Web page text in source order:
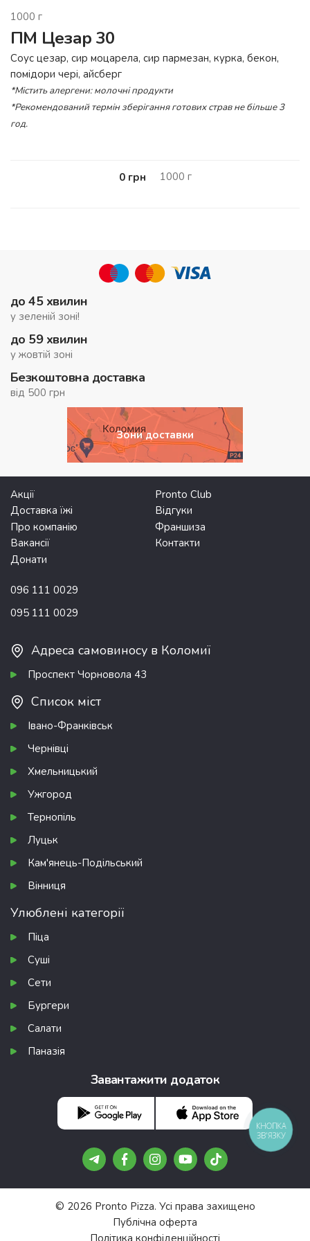
1000 г
ПМ Цезар 30
Соус цезар, сир моцарела, сир пармезан, курка, бекон,
помідори чері, айсберг
*Містить алергени: молочні продукти
*Рекомендований термін зберігання готових страв не більше 3
год.
0грн 1000 г
до 45 хвилин
у зеленій зоні!
до 59 хвилин
у жовтій зоні
Безкоштовна доставка
від 500 грн
Зони доставки
Акції
Pronto Club
Доставка їжі
Відгуки
Про компанію
Франшиза
Вакансії
Контакти
Донати
096 111 0029
095 111 0029
Адреса самовиносу в Коломиї
Проспект Чорновола 43
Список міст
Івано-Франківськ
Чернівці
Хмельницький
Ужгород
Тернопіль
Луцьк
Кам'янець-Подільський
Вінниця
Улюблені категорії
Піца
Суші
Сети
Бургери
Салати
Паназія
Завантажити додаток
© 2026 Pronto Pizza. Усі права захищено
Публічна оферта
КНОПКА
ЗВ'ЯЗКУ